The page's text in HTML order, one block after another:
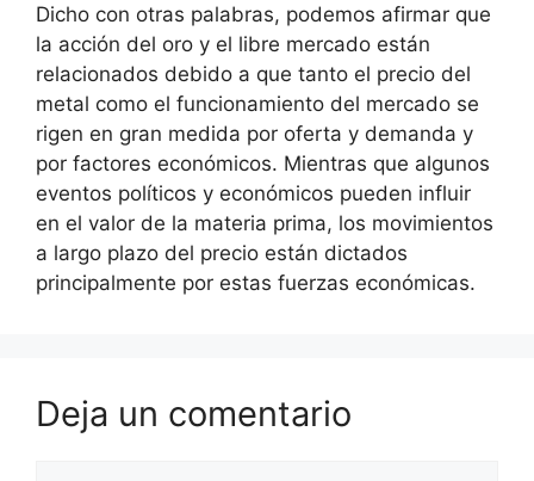
Dicho con otras palabras, podemos afirmar que
la acción del oro y el libre mercado están
relacionados debido a que tanto el precio del
metal como el funcionamiento del mercado se
rigen en gran medida por oferta y demanda y
por factores económicos. Mientras que algunos
eventos políticos y económicos pueden influir
en el valor de la materia prima, los movimientos
a largo plazo del precio están dictados
principalmente por estas fuerzas económicas.
Deja un comentario